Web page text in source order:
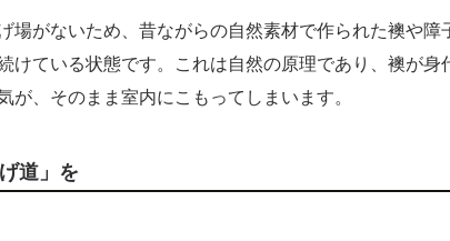
場がないため、昔ながらの自然素材で作られた襖や障
けている状態です。これは自然の原理であり、襖が身
が、そのまま室内にこもってしまいます。
道」を